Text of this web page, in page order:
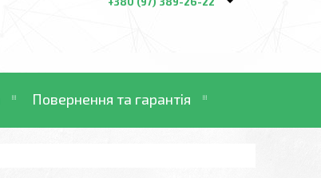
Повернення та гарантія